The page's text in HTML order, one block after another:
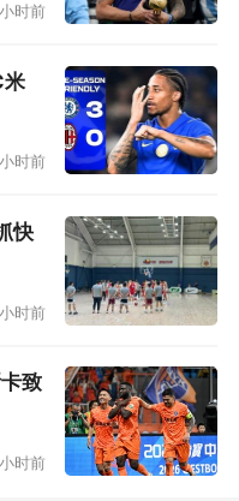
时前
米
时前
快
时前
致
时前